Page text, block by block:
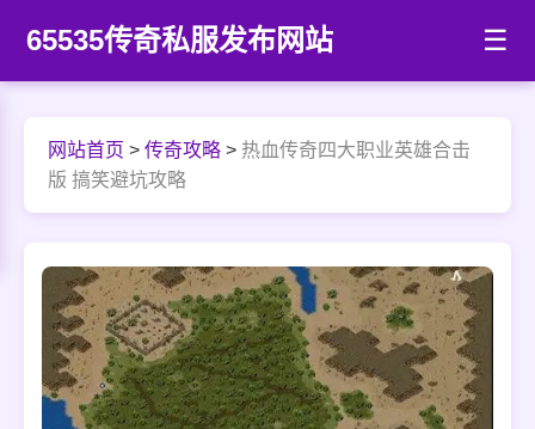
65535传奇私服发布网站 ☰
网站首页 > 传奇攻略 > 热血传奇四大职业英雄合击
版 搞笑避坑攻略